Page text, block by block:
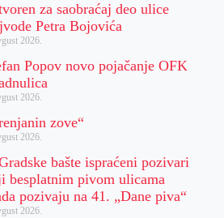
za saobraćaj deo ulice
Petra Bojovića
2026.
Popov novo pojačanje OFK
2026.
zove“
2026.
bašte ispraćeni pozivari
besplatnim pivom ulicama
pozivaju na 41. „Dane piva“
2026.